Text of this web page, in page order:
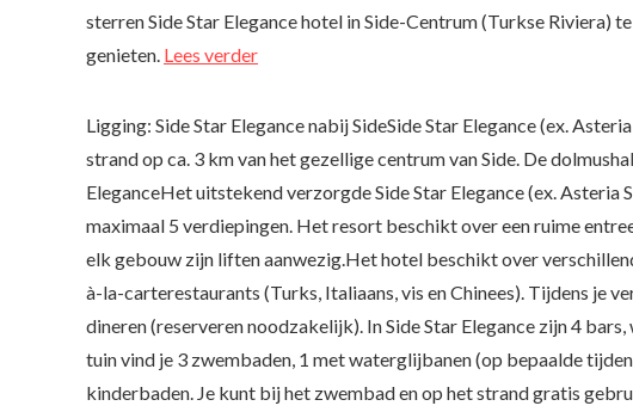
sterren Side Star Elegance hotel in Side-Centrum (Turkse Riviera)
genieten. Lees verder
Ligging: Side Star Elegance nabij SideSide Star Elegance (ex.
strand op ca. 3 km van het gezellige centrum van Side. De
EleganceHet uitstekend verzorgde Side Star Elegance (ex.
maximaal 5 verdiepingen. Het resort beschikt over een ruime
elk gebouw zijn liften aanwezig.Het hotel beschikt over
à-la-carterestaurants (Turks, Italiaans, vis en Chinees). Tijdens je
dineren (reserveren noodzakelijk). In Side Star Elegance zijn 4
tuin vind je 3 zwembaden, 1 met waterglijbanen (op bepaalde
kinderbaden. Je kunt bij het zwembad en op het strand gratis